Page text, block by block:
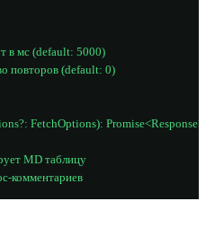
в мс (default: 5000)
повторов (default: 0)
FetchOptions):
MD таблицу
комментариев